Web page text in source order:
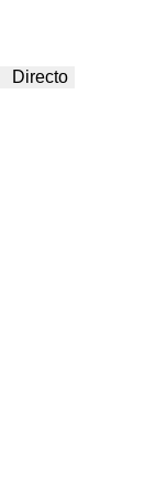
Directo